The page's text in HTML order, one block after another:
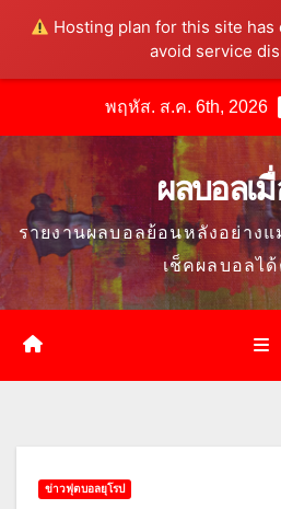
Hosting plan for this site has
avoid service
content
พฤหัส. ส.ค. 6th, 2026
ผลบอลเ
รายงานผลบอลย้อนหลังอย่าง
เช็คผลบอลไ
ข่าวฟุตบอลยุโรป